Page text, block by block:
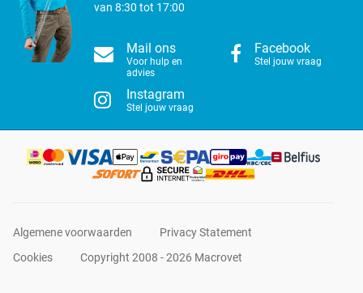
van 8:30 tot 17:00
Mail ons
Voor hulp en
advies
Facebook
Stel jouw vraag
Instagram
Stel jouw vraag
Algemene voorwaarden
Privacy Statement
Cookies
Copyright 2008 - 2026 Macrovet